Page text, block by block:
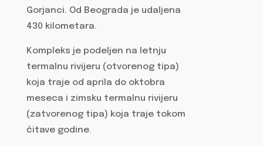
Gorjanci. Od Beograda je udaljena
430 kilometara.
Kompleks je podeljen na letnju
termalnu rivijeru (otvorenog tipa)
koja traje od aprila do oktobra
meseca i zimsku termalnu rivijeru
(zatvorenog tipa) koja traje tokom
čitave godine.